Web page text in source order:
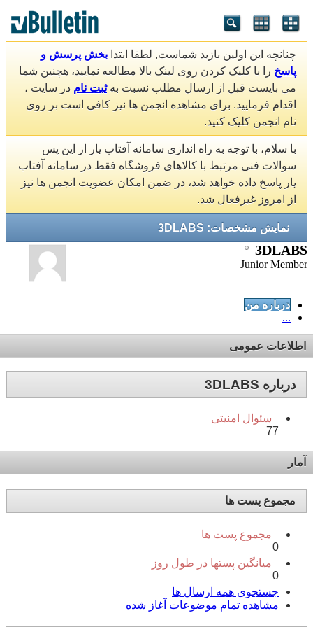
چنانچه این اولین بازید شماست, لطفا ابتدا بخش پرسش و
پاسخ را با کلیک کردن روی لینک بالا مطالعه نمایید، هچنین شما
می بایست قبل از ارسال مطلب نسبت بهثبت نام در سایت ،
اقدام فرمایید. برای مشاهده انجمن ها نیز کافی است بر روی
نام انجمن کلیک کنید.
با سلام، با توجه به راه اندازی سامانه آفتاب یار از این پس
سوالات فنی مرتبط با کالاهای فروشگاه فقط در سامانه آفتاب
یار پاسخ داده خواهد شد، در ضمن امکان عضویت انجمن ها نیز
از امروز غیرفعال شد.
نمایش مشخصات: 3DLABS
3DLABS
Junior Member
درباره من
...
اطلاعات عمومی
درباره 3DLABS
سئوال امنیتی
77
آمار
مجموع پست ها
مجموع پست ها
0
میانگین پستها در طول روز
0
جستجوی همه ارسال ها
مشاهده تمام موضوعات آغاز شده